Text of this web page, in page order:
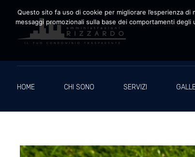
HOME CHI SONO SERVIZI
Questo sito fa uso di cookie per migliorare l’esperienza
messaggi promozionali sulla base dei comportamenti